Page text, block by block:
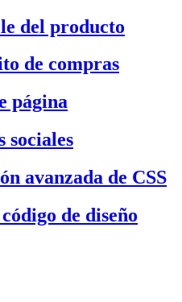
del producto
de compras
página
sociales
avanzada de CSS
de diseño